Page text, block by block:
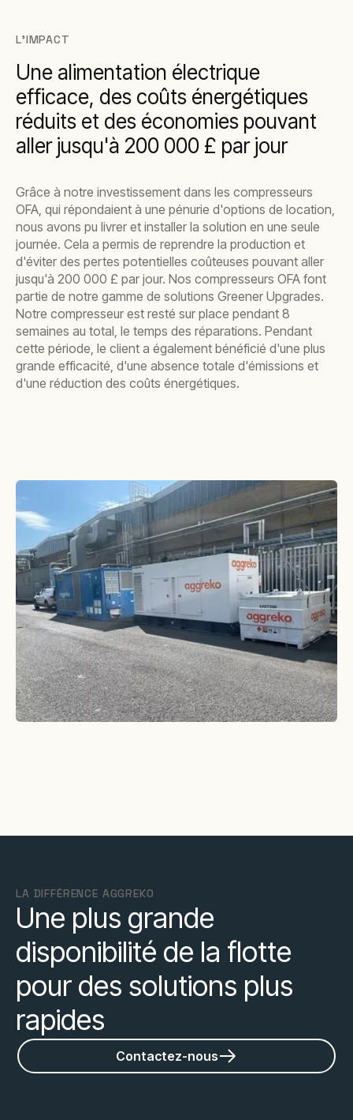
L'IMPACT
Une alimentation électrique
efficace, des coûts énergétiques
réduits et des économies pouvant
aller jusqu'à 200 000 £ par jour
Grâce à notre investissement dans les compresseurs
OFA, qui répondaient à une pénurie d'options de location,
nous avons pu livrer et installer la solution en une seule
journée. Cela a permis de reprendre la production et
d'éviter des pertes potentielles coûteuses pouvant aller
jusqu'à 200 000 £ par jour. Nos compresseurs OFA font
partie de notre gamme de solutions Greener Upgrades.
Notre compresseur est resté sur place pendant 8
semaines au total, le temps des réparations. Pendant
cette période, le client a également bénéficié d'une plus
grande efficacité, d'une absence totale d'émissions et
d'une réduction des coûts énergétiques.
LA DIFFÉRENCE AGGREKO
Une plus grande
disponibilité de la flotte
pour des solutions plus
rapides
Contactez-nous